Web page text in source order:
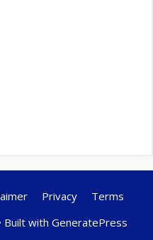
Privacy
Terms
Built with GeneratePress